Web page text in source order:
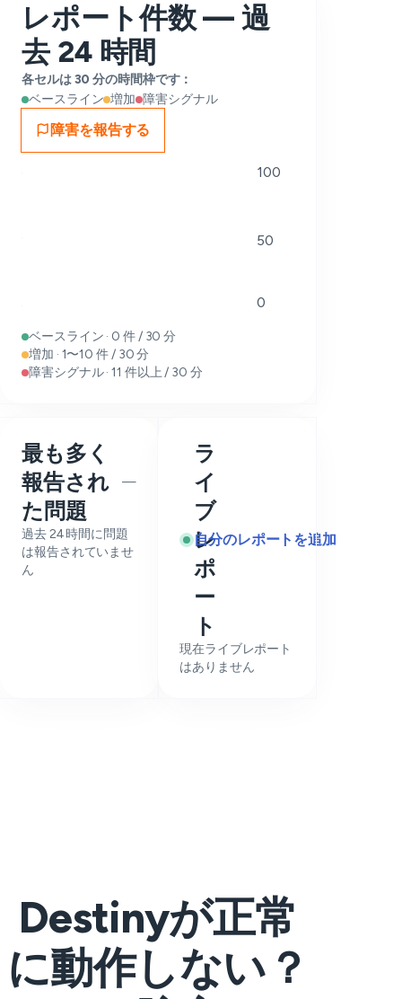
レポート件数 — 過
去 24 時間
各セルは 30 分の時間枠です：
ベースライン 増加 障害シグナル
障害を報告する
100
50
0
ベースライン · 0 件 / 30 分
増加 · 1〜10 件 / 30 分
障害シグナル · 11 件以上 / 30 分
最も多く
報告され
た問題
—
過去 24 時間に問題
は報告されていませ
ん
ラ
イ
ブ
レ
ポ
ー
ト
自分のレポートを追加
現在ライブレポート
はありません
Destinyが正常
に動作しない？